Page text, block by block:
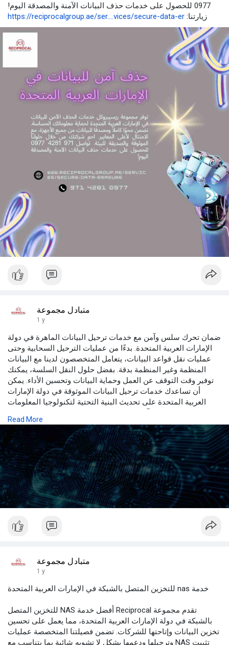
0977 للحصول على خدمات حذف البيانات الآمنة والمصدقة اليوم!
زيارتنا: https://reciprocalgroup.ae/ser....vices/secure-data-er
متبادل مجموعة
1 y
ضمان تحرك سلس وآمن مع خدمات ترحيل البيانات الماهرة في دولة
الإمارات العربية المتحدة. بدءًا من عمليات الترحيل السحابية وحتى
عمليات نقل قواعد البيانات، يتعامل المتخصصون لدينا مع البيانات
المنظمة وغير المنظمة بدقة. بفضل حلول النقل السلسة، يمكنك
توفير وقت التوقف عن العمل وحماية البيانات وتحسين الأداء. يمكن
أن تساعدك خدمات ترحيل البيانات الموثوقة في دولة الإمارات
العربية المتحدة على تحديث البنية التحتية لتكنولوجيا المعلومات
على 0977 4281 971
اقرأ المزيد فيhttps://reciprocalgroup.ae/glo....bal-
expertise/cloud-
Read More
متبادل مجموعة
1 y
خدمة nas للتخزين المتصل بالشبكة في الإمارات العربية المتحدة
تقدم مجموعة Reciprocal أفضل خدمة NAS للتخزين المتصل
بالشبكة في دولة الإمارات العربية المتحدة، مما يعمل على تحسين
تخزين البيانات وإتاحتها للشركات. تضمن فصيلتنا المتخصصة عمليات
تثبيت NAS وترحيلها ودعمها بشكل لا تشوبه شائبة بما يتناسب مع